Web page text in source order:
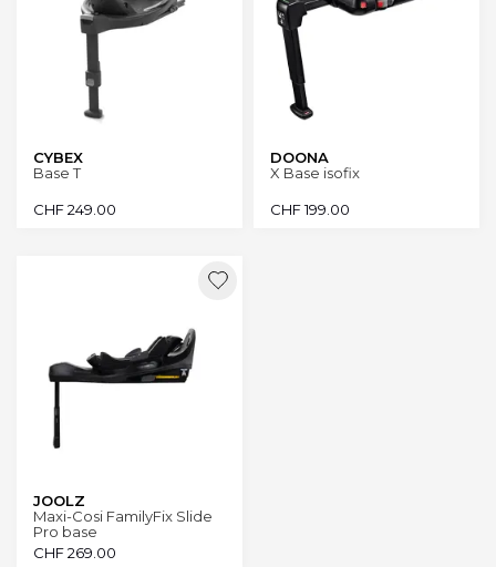
CYBEX
Base T
CHF249.00
DOONA
X Base isofix
CHF199.00
JOOLZ
Maxi-Cosi FamilyFix Slide
Pro base
CHF269.00